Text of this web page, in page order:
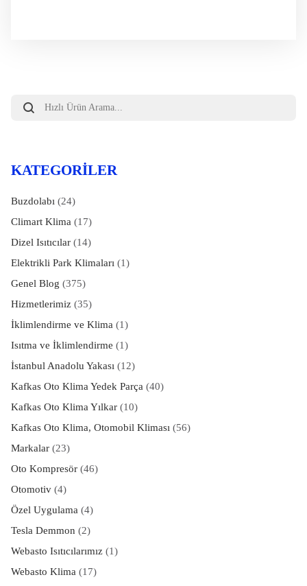
search
KATEGORILER
Buzdolabı(24)
Climart Klima(17)
Dizel Isıtıcılar(14)
Elektrikli Park Klimaları(1)
Genel Blog (375)
Hizmetlerimiz(35)
İklimlendirme ve Klima(1)
Isıtma ve İklimlendirme (1)
İstanbul Anadolu Yakası(12)
Kafkas Oto Klima Yedek Parça(40)
Kafkas Oto Klima Yılkar(10)
Kafkas Oto Klima, Otomobil Kliması(56)
Markalar(23)
Oto Kompresör(46)
Otomotiv(4)
Özel Uygulama(4)
Tesla Demmon (2)
Webasto Isıtıcılarımız(1)
Webasto Klima(17)